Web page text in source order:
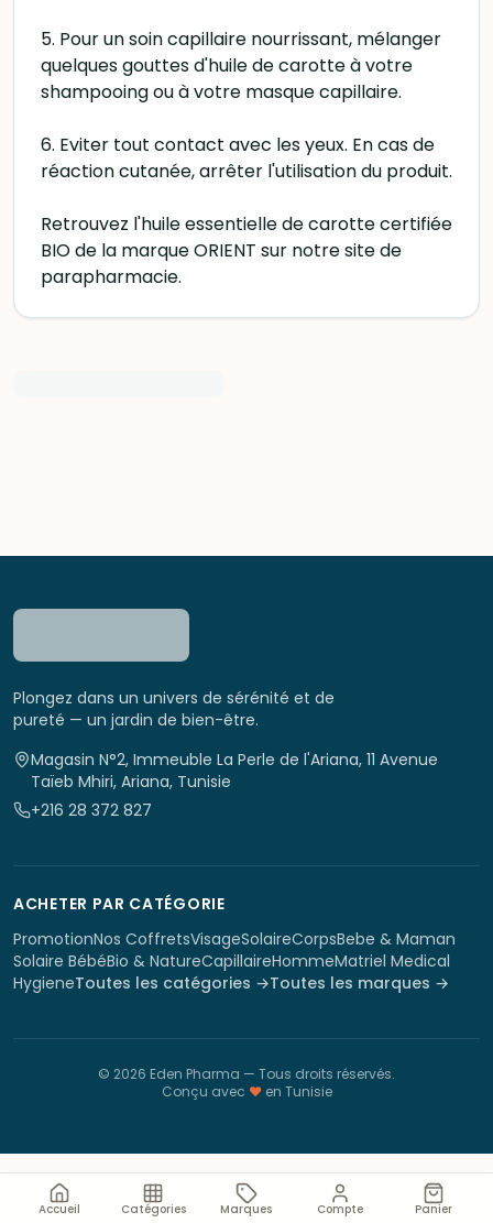
5. Pour un soin capillaire nourrissant, mélanger
quelques gouttes d'huile de carotte à votre
shampooing ou à votre masque capillaire.
6. Eviter tout contact avec les yeux. En cas de
réaction cutanée, arrêter l'utilisation du produit.
Retrouvez l'huile essentielle de carotte certifiée
BIO de la marque ORIENT sur notre site de
parapharmacie.
Plongez dans un univers de sérénité et de
pureté — un jardin de bien-être.
Magasin N°2, Immeuble La Perle de l'Ariana, 11 Avenue
Taïeb Mhiri, Ariana, Tunisie
+216 28 372 827
ACHETER PAR CATÉGORIE
PromotionNos CoffretsVisageSolaireCorpsBebe & Maman
Solaire BébéBio & NatureCapillaireHommeMatriel Medical
HygieneToutes les catégories →Toutes les marques →
© 2026 Eden Pharma — Tous droits réservés.
Conçu avec ♥en Tunisie
Accueil Catégories Marques Compte Panier